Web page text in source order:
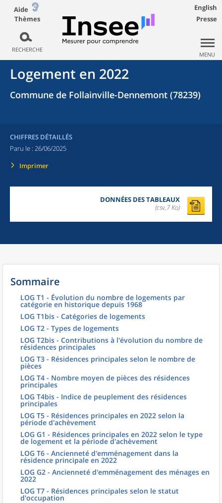
Aide
Thèmes
RECHERCHE
English
Presse
MENU
Logement en 2022
Commune de Follainville-Dennemont (78239)
CHIFFRES DÉTAILLÉS
Paru le : 26/06/2025
Imprimer
DONNÉES DES TABLEAUX
(csv,7 Ko)
Sommaire
LOG T1 - Évolution du nombre de logements par
catégorie en historique depuis 1968
LOG T1bis - Catégories de logements
LOG T2 - Types de logements
LOG T2bis - Contributions à l'évolution du nombre de
résidences principales
LOG T3 - Résidences principales selon le nombre de
pièces
LOG T4 - Nombre moyen de pièces des résidences
principales
LOG T4bis - Indice de peuplement des résidences
principales
LOG T5 - Résidences principales en 2022 selon la
période d'achèvement
LOG G1 - Résidences principales en 2022 selon le type
de logement et la période d'achèvement
LOG T6 - Ancienneté d'emménagement dans la
résidence principale en 2022
LOG G2 - Ancienneté d'emménagement des ménages en
2022
LOG T7 - Résidences principales selon le statut
d'occupation